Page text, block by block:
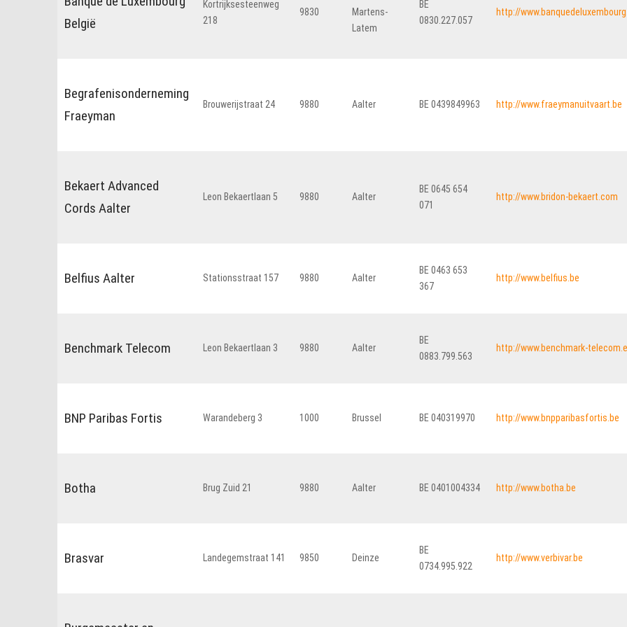
België
Kortrijksesteenweg
218
9830
Martens-
Latem
BE
0830.227.057
http://
Begrafenisonderneming
Fraeyman
Brouwerijstraat 24 9880 Aalter BE 0439849963 http://www.fraeymanuitvaart.be
Bekaert Advanced
Cords Aalter
Leon Bekaertlaan 5 9880 Aalter
BE 0645 654
071
http://www.bridon-bekaert.com
Belfius Aalter Stationsstraat 157 9880 Aalter
BE 0463 653
367
http://www.belfius.be
Benchmark Telecom Leon Bekaertlaan 3 9880 Aalter
BE
0883.799.563
http://www.benchmark-
BNP Paribas Fortis Warandeberg 3 1000 Brussel BE 040319970 http://www.bnpparibasfortis.be
Botha Brug Zuid 21 9880 Aalter BE 0401004334 http://www.botha.be
Brasvar Landegemstraat 141 9850 Deinze
BE
0734.995.922
http://www.verbivar.be